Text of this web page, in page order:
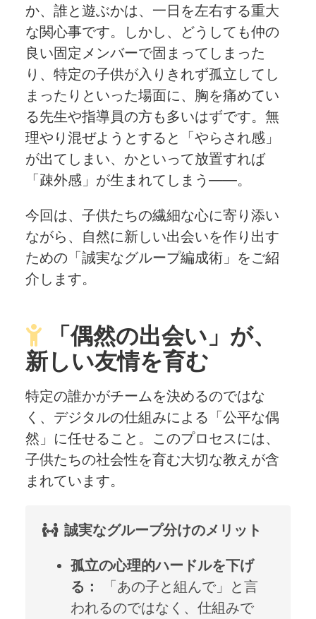
か、誰と遊ぶかは、一日を左右する重大
な関心事です。しかし、どうしても仲の
良い固定メンバーで固まってしまった
り、特定の子供が入りきれず孤立してし
まったりといった場面に、胸を痛めてい
る先生や指導員の方も多いはずです。無
理やり混ぜようとすると「やらされ感」
が出てしまい、かといって放置すれば
「疎外感」が生まれてしまう——。
今回は、子供たちの繊細な心に寄り添い
ながら、自然に新しい出会いを作り出す
ための「誠実なグループ編成術」をご紹
介します。
「偶然の出会い」が、
新しい友情を育む
特定の誰かがチームを決めるのではな
く、デジタルの仕組みによる「公平な偶
然」に任せること。このプロセスには、
子供たちの社会性を育む大切な教えが含
まれています。
誠実なグループ分けのメリット
孤立の心理的ハードルを下げ
る：
「あの子と組んで」と言
われるのではなく、仕組みで